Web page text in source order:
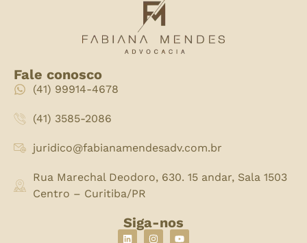
Fale conosco
(41) 99914-4678
(41) 3585-2086
juridico@fabianamendesadv.com.br
Rua Marechal Deodoro, 630. 15 andar, Sala 1503
Centro – Curitiba/PR
Siga-nos